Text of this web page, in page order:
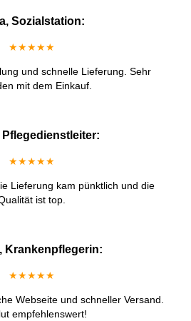
Sozialstation:
★★★★★
und schnelle Lieferung. Sehr
mit dem Einkauf.
★★★★★
Lieferung kam pünktlich und die
ist top.
Krankenpflegerin:
★★★★★
Webseite und schneller Versand.
empfehlenswert!